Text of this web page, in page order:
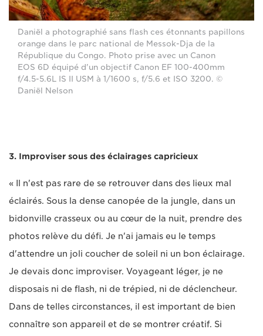
Daniël a photographié sans flash ces étonnants papillons
orange dans le parc national de Messok-Dja de la
République du Congo. Photo prise avec un Canon
EOS 6D équipé d'un objectif Canon EF 100-400mm
f/4.5-5.6L IS II USM à 1/1600 s, f/5.6 et ISO 3200. ©
Daniël Nelson
3. Improviser sous des éclairages capricieux
« Il n'est pas rare de se retrouver dans des lieux mal
éclairés. Sous la dense canopée de la jungle, dans un
bidonville crasseux ou au cœur de la nuit, prendre des
photos relève du défi. Je n'ai jamais eu le temps
d'attendre un joli coucher de soleil ni un bon éclairage.
Je devais donc improviser. Voyageant léger, je ne
disposais ni de flash, ni de trépied, ni de déclencheur.
Dans de telles circonstances, il est important de bien
connaître son appareil et de se montrer créatif. Si